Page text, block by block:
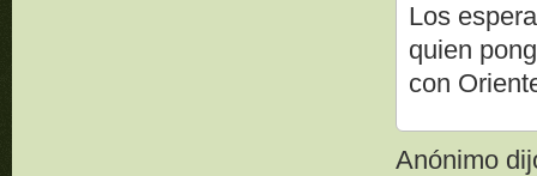
Los
quien
con
Anónimo